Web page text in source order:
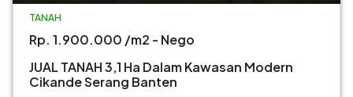
TANAH
Rp. 1.900.000 /m2 - Nego
JUAL TANAH 3,1 Ha Dalam Kawasan Modern
Cikande Serang Banten